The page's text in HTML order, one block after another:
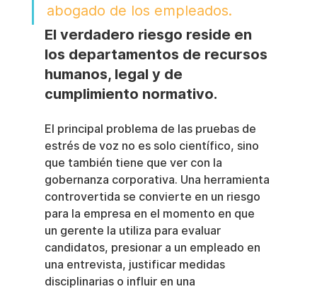
abogado de los empleados.
El verdadero riesgo reside en
los departamentos de recursos
humanos, legal y de
cumplimiento normativo.
El principal problema de las pruebas de
estrés de voz no es solo científico, sino
que también tiene que ver con la
gobernanza corporativa. Una herramienta
controvertida se convierte en un riesgo
para la empresa en el momento en que
un gerente la utiliza para evaluar
candidatos, presionar a un empleado en
una entrevista, justificar medidas
disciplinarias o influir en una